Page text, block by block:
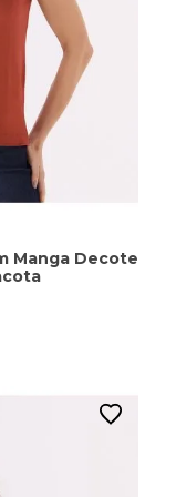
Manga Decote